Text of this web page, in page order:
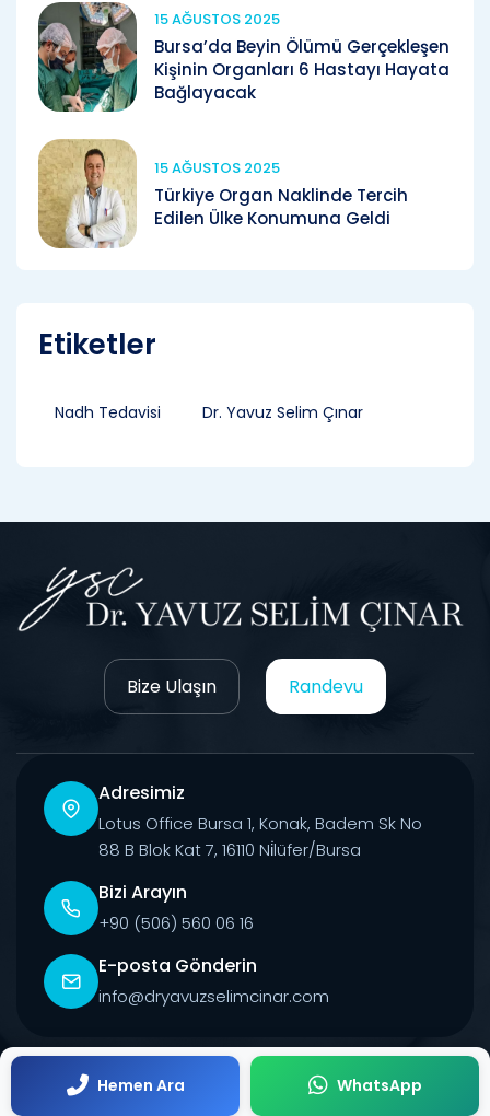
15 AĞUSTOS 2025
Bursa’da Beyin Ölümü Gerçekleşen
Kişinin Organları 6 Hastayı Hayata
Bağlayacak
15 AĞUSTOS 2025
Türkiye Organ Naklinde Tercih
Edilen Ülke Konumuna Geldi
Etiketler
Nadh Tedavisi Dr. Yavuz Selim Çınar
Bize Ulaşın Randevu
Adresimiz
Lotus Office Bursa 1, Konak, Badem Sk No
88 B Blok Kat 7, 16110 Ni̇lüfer/Bursa
Bizi Arayın
+90 (506) 560 06 16
E-posta Gönderin
info@dryavuzselimcinar.com
© 2026 Tüm Hakları Saklıdır.
Hemen Ara WhatsApp